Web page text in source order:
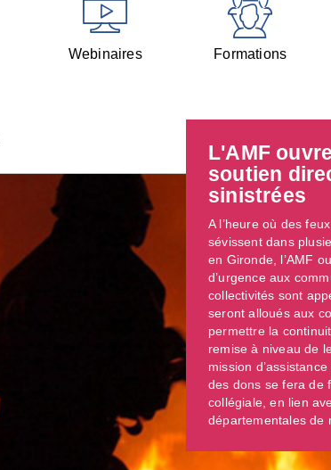
Webinaires Formations
L'AMF
soutien
sinistrées
A l’heure où des
sévissent dans
en Gironde, l’AMF
d’urgence aux
collectivités sont
seront alloués aux
permettre la
remise à niveau de
mission
des dons se fera de
collégiale, en lien
départementales de